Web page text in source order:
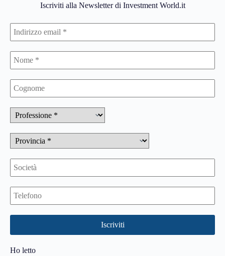
Iscriviti alla Newsletter di Investment World.it
Ho letto